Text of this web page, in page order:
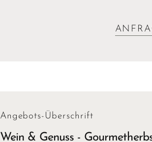
Angebots-Überschrift
Wein & Genuss -